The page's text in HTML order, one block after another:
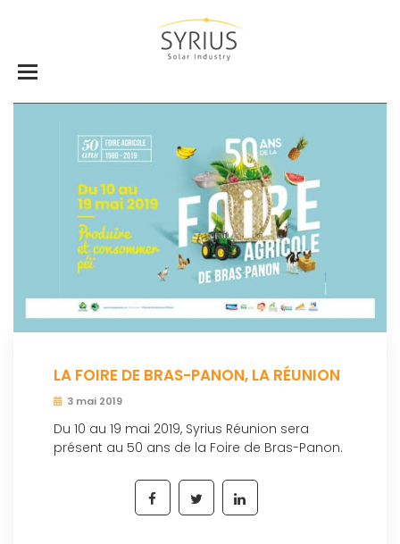
LA FOIRE DE BRAS-PANON, LA RÉUNION
3 mai 2019
Du 10 au 19 mai 2019, Syrius Réunion sera
présent au 50 ans de la Foire de Bras-Panon.